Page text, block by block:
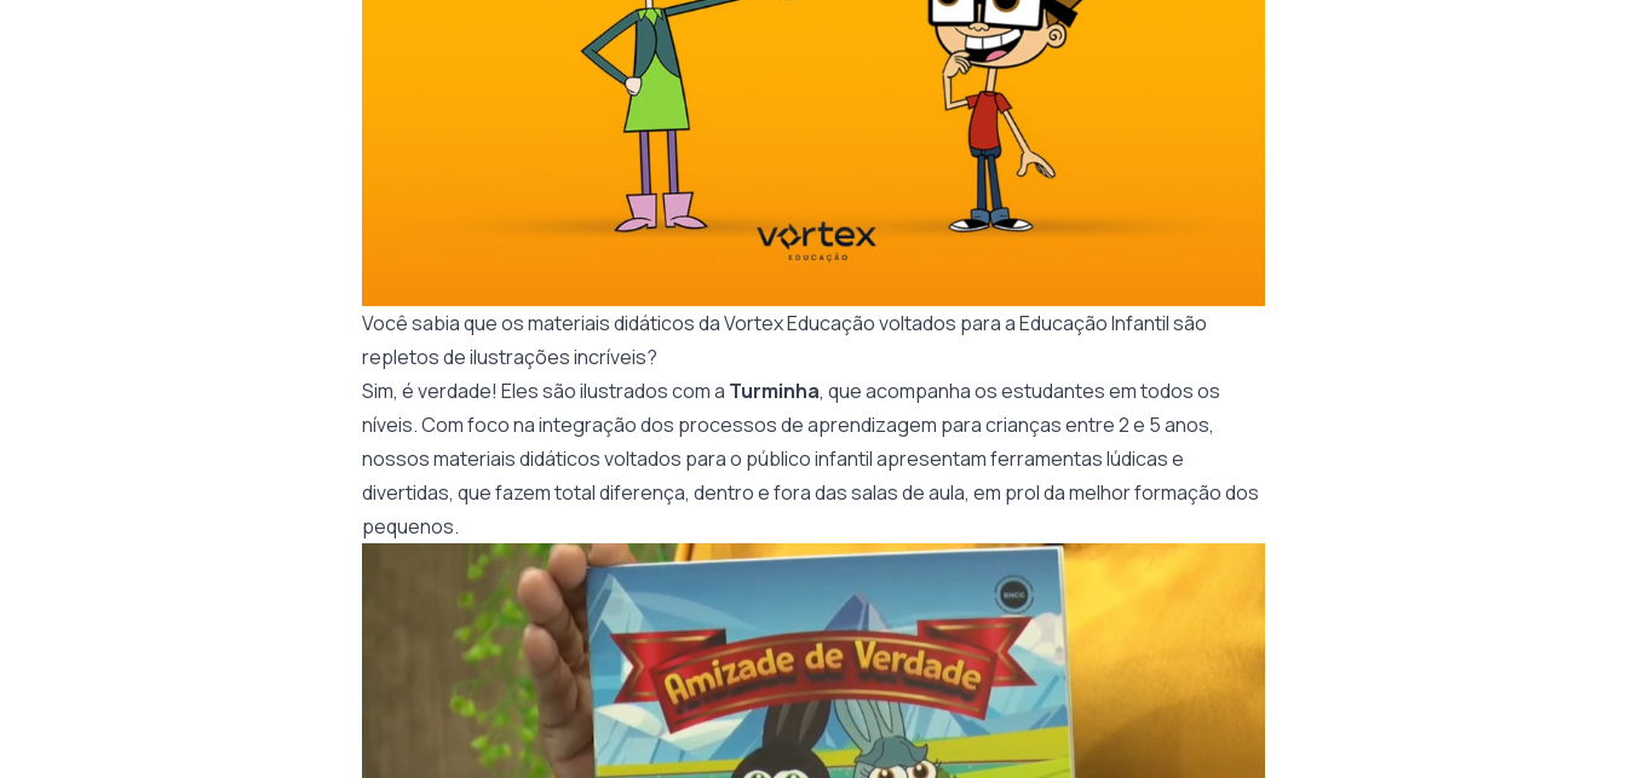
Você sabia que os materiais didáticos da Vortex Educação voltados para a Educação Infantil são
repletos de ilustrações incríveis?
Sim, é verdade! Eles são ilustrados com a Turminha, que acompanha os estudantes em todos os
níveis. Com foco na integração dos processos de aprendizagem para crianças entre 2 e 5 anos,
nossos materiais didáticos voltados para o público infantil apresentam ferramentas lúdicas e
divertidas, que fazem total diferença, dentro e fora das salas de aula, em prol da melhor formação dos
pequenos.